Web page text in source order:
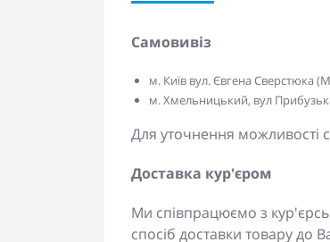
Самовивіз
м. Київ вул. Євгена Сверстюка
м. Хмельницький, вул
Для уточнення можливості
Доставка кур'єром
Ми співпрацюємо з
спосіб доставки товару до